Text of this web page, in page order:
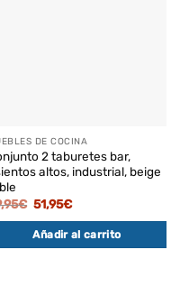
DE COCINA
2 taburetes bar,
altos, industrial, beige
€ El
original
era:
59,95€.
51,95€El
es:
51,95€.
Añadir al carrito